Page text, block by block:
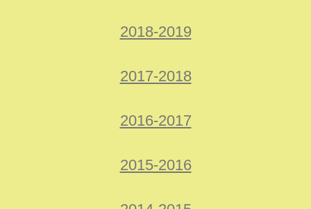
2018-2019
2017-2018
2016-2017
2015-2016